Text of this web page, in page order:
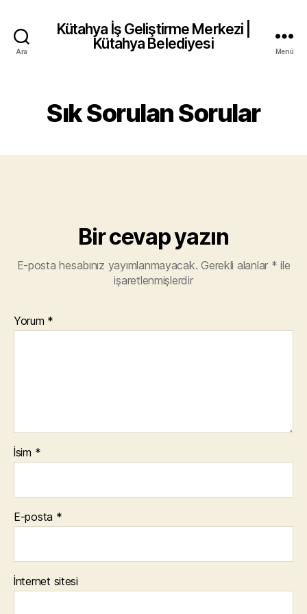
Ara
Kütahya İş Geliştirme Merkezi |
Kütahya Belediyesi
Menü
Sık Sorulan Sorular
Bir cevap yazın
E-posta hesabınız yayımlanmayacak. Gerekli alanlar * ile
işaretlenmişlerdir
Yorum *
İsim *
E-posta *
İnternet sitesi